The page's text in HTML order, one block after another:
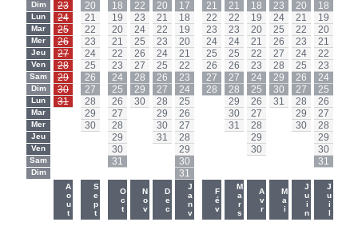
Dim
Lun
Mar
Mer
Jeu
Ven
Sam
Dim
Lun
Mar
Mer
Jeu
Ven
Sam
Dim
23
24
25
26
27
28
29
30
31
Aout
20
21
22
23
24
25
26
27
28
29
30
Sept
18
19
20
21
22
23
24
25
26
27
28
29
30
31
Oct
22
23
24
25
26
27
28
29
30
Nov
20
21
22
23
24
25
26
27
28
29
30
31
Dec
17
18
19
20
21
22
23
24
25
26
27
28
29
30
31
Janv
21
22
23
24
25
26
27
28
Fév
21
22
23
24
25
26
27
28
29
30
31
Mars
18
19
20
21
22
23
24
25
26
27
28
29
30
Avr
23
24
25
26
27
28
29
30
31
Mai
20
21
22
23
24
25
26
27
28
29
30
Juin
18
19
20
21
22
23
24
25
26
27
28
29
30
31
Juil